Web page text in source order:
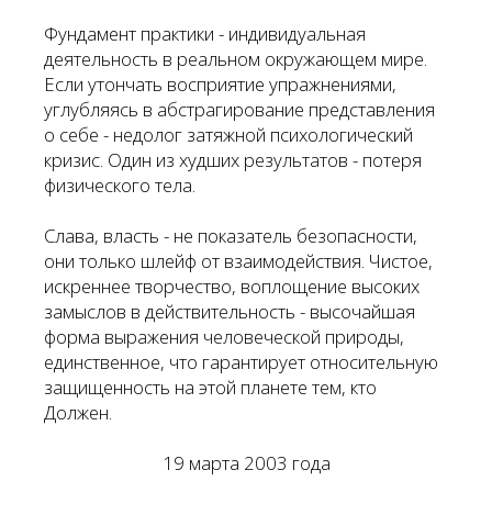
Фундамент практики - индивидуальная
деятельность в реальном окружающем мире.
Если утончать восприятие упражнениями,
углубляясь в абстрагирование представления
о себе - недолог затяжной психологический
кризис. Один из худших результатов - потеря
физического тела.
Слава, власть - не показатель безопасности,
они только шлейф от взаимодействия. Чистое,
искреннее творчество, воплощение высоких
замыслов в действительность - высочайшая
форма выражения человеческой природы,
единственное, что гарантирует относительную
защищенность на этой планете тем, кто
Должен.
19 марта 2003 года